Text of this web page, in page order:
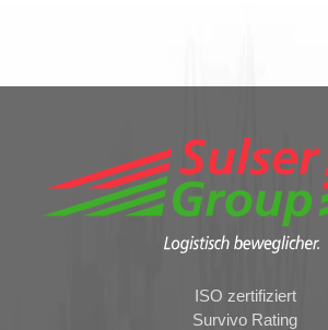
ISO zertifiziert
Survivo Rating